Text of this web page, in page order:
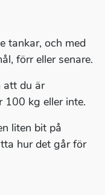
tankar, och med
förr eller senare.
att du är
100 kg eller inte.
liten bit på
hur det går för